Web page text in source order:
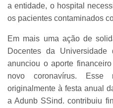
a entidade, o hospital
os pacientes contaminados
Em mais uma ação de
Docentes da
anunciou o aporte
novo coronavírus. Esse
originalmente à festa anual
a Adunb SSind. contribuiu